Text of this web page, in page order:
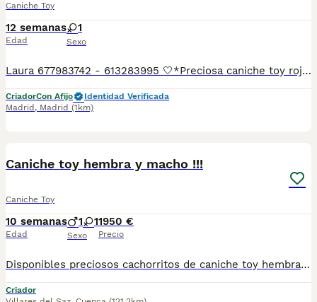
Caniche Toy
12 semanas
Edad
1
Sexo
Laura 677983742 - 613283995 🤍*Preciosa caniche toy roja hembra , no llegara de adulta a los dos kilos 100 *🤍 ¿Buscas un nuevo compañero para tu hogar? ❤️ Tenemos preciosos cachorros listos para encontrar una familia responsable. ✅ Vacunados ✅ Desparasitados ✅ Cartilla sanitaria ✅ Garantías incluidas ✅ Máxima atención y cuidado Se hacen envíos a toda España: Andalucía: Almería, Cádiz, Córdoba, Granada, Huelva, Jaén, Málaga, Sevilla.Aragón: Huesca, Teruel, Zaragoza.Asturias: Oviedo.Baleares: Palma.Canarias: Las Palmas de Gran Canaria, Santa Cruz de Tenerife.Cantabria: Santander.Castilla-La Mancha: Albacete, Ciudad Real, Cuenca, Guadalajara, Toledo.Castilla y León: Ávila, Burgos, León, Palencia, Salamanca, Segovia, Soria, Valladolid, Zamora.Cataluña: Barcelona, Gerona (Girona), Lérida (Lleida), Tarragona.Comunidad Valenciana: Alicante, Castellón de la Plana, Valencia.Extremadura: Badajoz, Cáceres.Galicia: La Coruña (A Coruña), Lugo, Orense (Ourense), Pontevedra.La Rioja: Logroño.Madrid: Madrid.Murcia: Murcia.Navarra: Pamplona.País Vasco: Bilbao (Vizcaya), San Sebastián (Guipúzcoa), Vitoria (Álava). 🐾 Cachorros sanos, sociables y criados con mucho cariño. 📲 ¡Pregunta sin compromiso por disponibilidad, fotos y precios por mensaje privado!
CriadorCon Afijo
Identidad Verificada
Madrid , Madrid (1km)
Caniche toy hembra y macho !!!
Caniche Toy
10 semanas
Edad
1 1
Sexo
1950 €
Precio
Disponibles preciosos cachorritos de caniche toy hembra y macho un verdadero encanto se entregarán primera semana de septiembre con toda la vacunación completa, para que se. Vallan fuertes y sanos con sus nuevas familias estos cachorritos que estás viendo en las fotos ya que son actuales de los cachorros disponibles, para más información no dudes en pedirnos información estaremos encantados de poderte ayudar. Un saludo Hembra 2200
Criador